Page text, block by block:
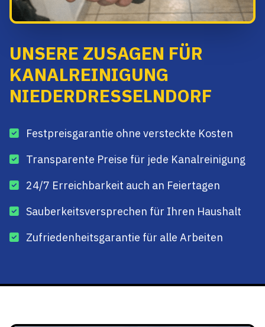
UNSERE ZUSAGEN FÜR
KANALREINIGUNG
NIEDERDRESSELNDORF
Festpreisgarantie ohne versteckte Kosten
Transparente Preise für jede Kanalreinigung
24/7 Erreichbarkeit auch an Feiertagen
Sauberkeitsversprechen für Ihren Haushalt
Zufriedenheitsgarantie für alle Arbeiten